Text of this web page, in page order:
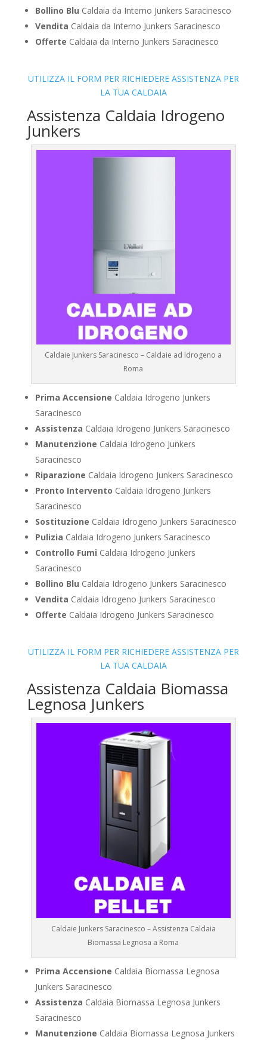
Bollino Blu Caldaia da Interno Junkers Saracinesco
Vendita Caldaia da Interno Junkers Saracinesco
Offerte Caldaia da Interno Junkers Saracinesco
UTILIZZA IL FORM PER RICHIEDERE ASSISTENZA PER
LA TUA CALDAIA
Assistenza Caldaia Idrogeno
Junkers
Caldaie Junkers Saracinesco – Caldaie ad Idrogeno a
Roma
Prima Accensione Caldaia Idrogeno Junkers
Saracinesco
Assistenza Caldaia Idrogeno Junkers Saracinesco
Manutenzione Caldaia Idrogeno Junkers
Saracinesco
Riparazione Caldaia Idrogeno Junkers Saracinesco
Pronto Intervento Caldaia Idrogeno Junkers
Saracinesco
Sostituzione Caldaia Idrogeno Junkers Saracinesco
Pulizia Caldaia Idrogeno Junkers Saracinesco
Controllo Fumi Caldaia Idrogeno Junkers
Saracinesco
Bollino Blu Caldaia Idrogeno Junkers Saracinesco
Vendita Caldaia Idrogeno Junkers Saracinesco
Offerte Caldaia Idrogeno Junkers Saracinesco
UTILIZZA IL FORM PER RICHIEDERE ASSISTENZA PER
LA TUA CALDAIA
Assistenza Caldaia Biomassa
Legnosa Junkers
Caldaie Junkers Saracinesco – Assistenza Caldaia
Biomassa Legnosa a Roma
Prima Accensione Caldaia Biomassa Legnosa
Junkers Saracinesco
Assistenza Caldaia Biomassa Legnosa Junkers
Saracinesco
Manutenzione Caldaia Biomassa Legnosa Junkers